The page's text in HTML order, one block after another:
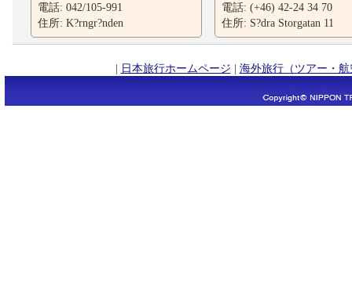
電話: 042/105-991
住所: K?rngr?nden
電話: (+46) 42-24 34 70
住所: S?dra Storgatan 11
| 日本旅行ホームページ | 海外旅行（ツアー・航